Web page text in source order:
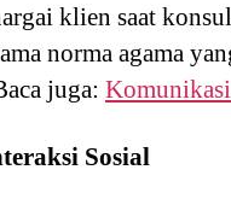
klien saat
norma agama
juga:
Sosial